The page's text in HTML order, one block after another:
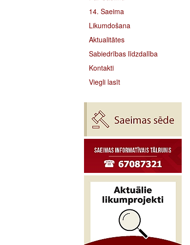
14. Saeima
Likumdošana
Aktualitātes
Sabiedrības līdzdalība
Kontakti
Viegli lasīt